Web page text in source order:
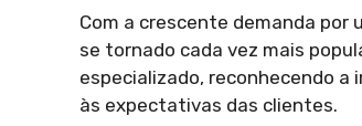
Com a crescente demanda por
se tornado cada vez mais
especializado, reconhecendo
às expectativas das clientes.